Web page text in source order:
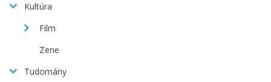
Kultúra
Film
Zene
Tudomány